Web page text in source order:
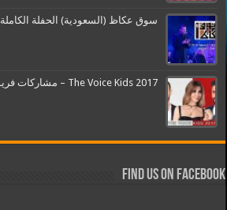
سوق عكاظ (السعودية) الحفلة الكاملة –
The Voice Kids 2017 – مشاركات فريق كاظم الساهر
Find us on Facebook